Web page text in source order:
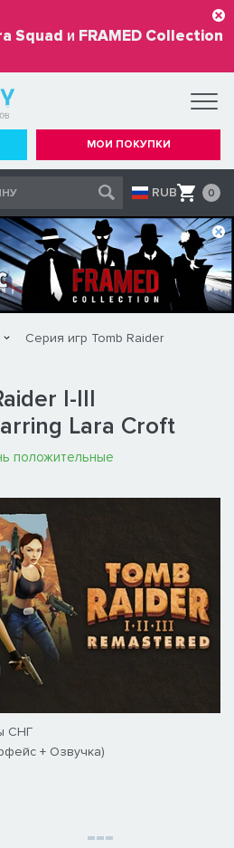
Squad и FRAMED Collection
МОИ ПОКУПКИ
RUB 0
Серия игр Tomb Raider
I-III
Lara Croft
положительные
СНГ
+ Озвучка)